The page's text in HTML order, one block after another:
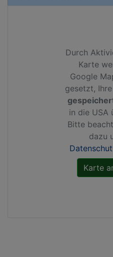
Durch
Karte
Google
gesetzt, Ihre
in die USA
Bitte
dazu